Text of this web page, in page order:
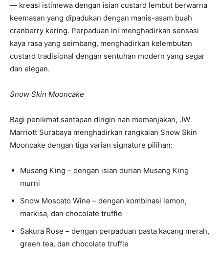
— kreasi istimewa dengan isian custard lembut berwarna
keemasan yang dipadukan dengan manis-asam buah
cranberry kering. Perpaduan ini menghadirkan sensasi
kaya rasa yang seimbang, menghadirkan kelembutan
custard tradisional dengan sentuhan modern yang segar
dan elegan.
Snow Skin Mooncake
Bagi penikmat santapan dingin nan memanjakan, JW
Marriott Surabaya menghadirkan rangkaian Snow Skin
Mooncake dengan tiga varian signature pilihan:
Musang King – dengan isian durian Musang King
murni
Snow Moscato Wine – dengan kombinasi lemon,
markisa, dan chocolate truffle
Sakura Rose – dengan perpaduan pasta kacang merah,
green tea, dan chocolate truffle